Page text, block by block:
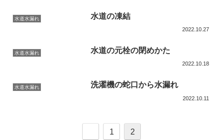
水道水漏れ 水道の凍結
2022.10.27
水道水漏れ 水道の元栓の閉めかた
2022.10.18
水道水漏れ 洗濯機の蛇口から水漏れ
2022.10.11
1 2